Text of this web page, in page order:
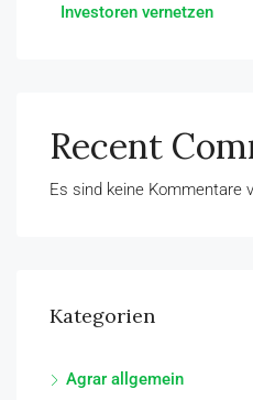
Investoren vernetzen
Recent
Es sind keine Kommentare
Kategorien
Agrar allgemein